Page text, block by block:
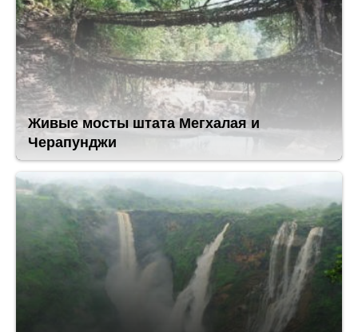
Живые мосты штата Мегхалая и
Черапунджи